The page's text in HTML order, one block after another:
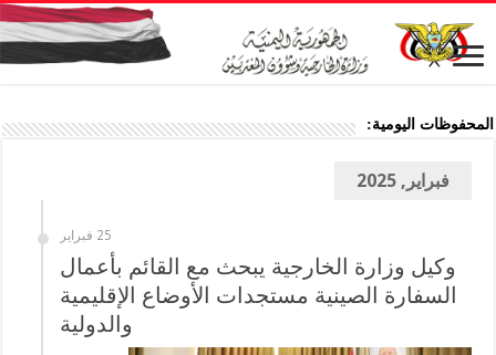
المحفوظات اليومية:
فبراير, 2025
25 فبراير
وكيل وزارة الخارجية يبحث مع القائم بأعمال
السفارة الصينية مستجدات الأوضاع الإقليمية
والدولية